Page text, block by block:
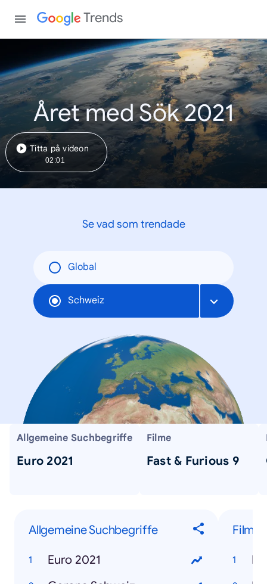
Trends
Året med Sök 2021
Titta på videon
02:01
Se vad som trendade
Global
Schweiz
Allgemeine Suchbegriffe
Euro 2021
Filme
Fast & Furious 9
Allgemeine Suchbegriffe
Euro 2021
Filme